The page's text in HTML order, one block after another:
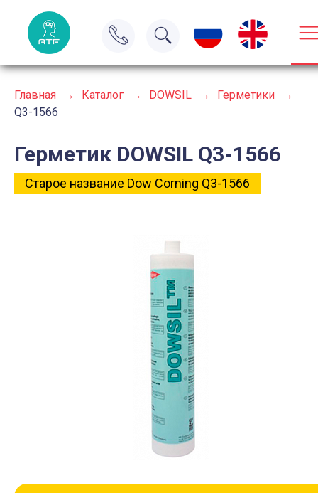
Главная → Каталог → DOWSIL → Герметики
→
Q3-1566
Герметик DOWSIL Q3-1566
Старое название Dow Corning Q3-1566